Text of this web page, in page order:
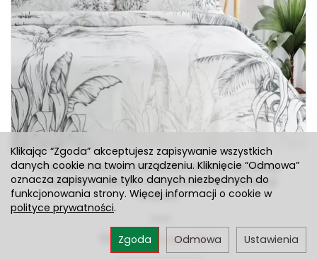
Pościel satynowa 160x200 SPRING 104 biała
stalowa z wzorem bananowców z kolekcji
Classic
113,04 zł Rabat: 15 %
Klikając “Zgoda” akceptujesz zapisywanie wszystkich
danych cookie na twoim urządzeniu. Kliknięcie “Odmowa”
oznacza zapisywanie tylko danych niezbędnych do
funkcjonowania strony. Więcej informacji o cookie w
polityce prywatności.
Ustawienia
Odmowa
Zgoda